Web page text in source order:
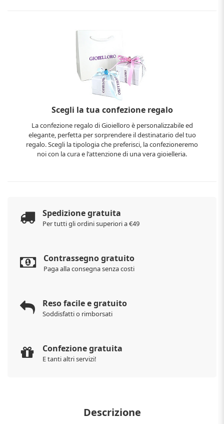
Scegli la tua confezione regalo
La confezione regalo di Gioielloro è personalizzabile ed
elegante, perfetta per sorprendere il destinatario del tuo
regalo. Scegli la tipologia che preferisci, la confezioneremo
noi con la cura e l'attenzione di una vera gioielleria.
Spedizione gratuita
Per tutti gli ordini superiori a €49
Contrassegno gratuito
Paga alla consegna senza costi
Reso facile e gratuito
Soddisfatti o rimborsati
Confezione gratuita
E tanti altri servizi!
Descrizione